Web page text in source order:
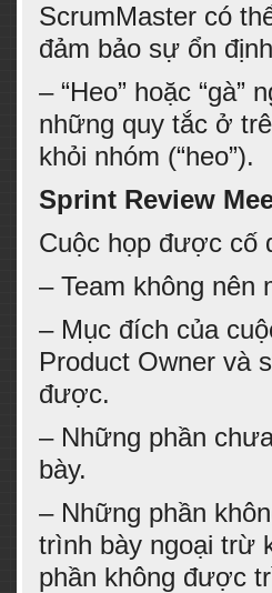
ScrumMaster có
đảm bảo sự ổn
– “Heo” hoặc
những quy tắc ở
khỏi nhóm (“heo”).
Sprint Review
Cuộc họp được cố
– Team không nên
– Mục đích của
Product Owner và
được.
– Những phần
bày.
– Những phần
trình bày ngoại trừ
phần không được